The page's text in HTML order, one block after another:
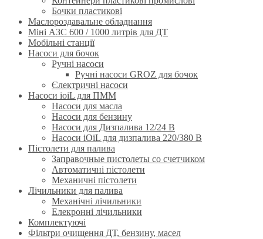
Бочки пластикові
Маслороздавальне обладнання
Міні АЗС 600 / 1000 литрів для ДТ
Мобільні станції
Насоси для бочок
Ручнi насоси
Ручні насоси GROZ для бочок
Єлектричні насоси
Насоси ioiL для ПММ
Насоси для масла
Насоси для бензину
Насоси для Дизпалива 12/24 B
Насоси iOiL для дизпалива 220/380 B
Пістолети для палива
Заправочные пистолеты со счетчиком
Автоматичні пістолети
Механичні пістолети
Лічильники для палива
Механічні лічильники
Елекронні лічильники
Комплектуючі
Фільтри очищення ДТ, бензину, масел